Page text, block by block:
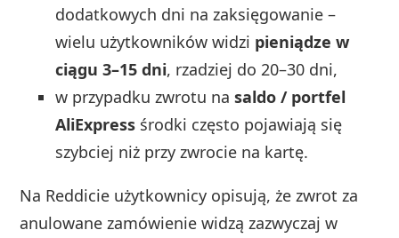
dodatkowych dni na zaksięgowanie –
wielu użytkowników widzi pieniądze w
ciągu 3–15 dni, rzadziej do 20–30 dni,
w przypadku zwrotu nasaldo / portfel
AliExpress środki często pojawiają się
szybciej niż przy zwrocie na kartę.
Na Reddicie użytkownicy opisują, że zwrot za
anulowane zamówienie widzą zazwyczaj w